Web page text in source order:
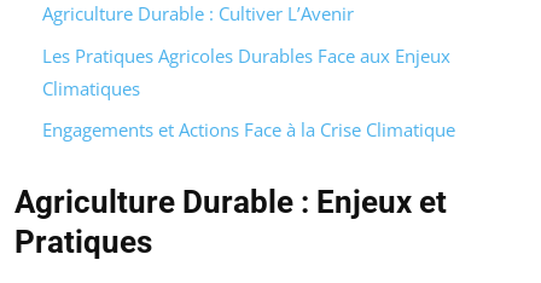
Agriculture Durable : Cultiver L’Avenir
Les Pratiques Agricoles Durables Face aux Enjeux
Climatiques
Engagements et Actions Face à la Crise Climatique
Agriculture Durable : Enjeux et
Pratiques